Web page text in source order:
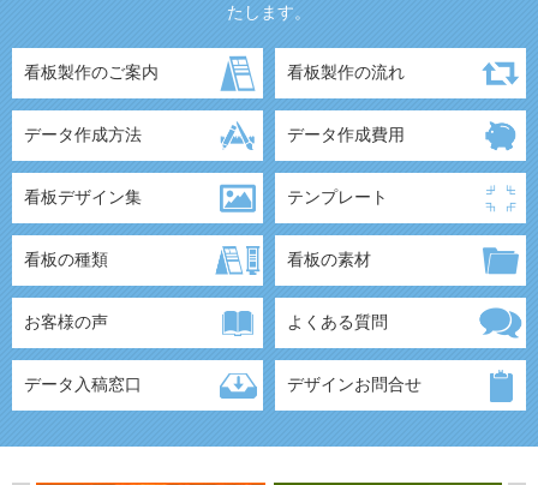
たします。
看板製作のご案内 看板製作の流れ
データ作成方法 データ作成費用
看板デザイン集 テンプレート
看板の種類 看板の素材
お客様の声 よくある質問
データ入稿窓口 デザインお問合せ